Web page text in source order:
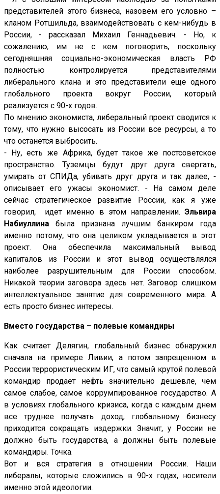
представителей этого бизнеса, назовем его условно –
кланом Ротшильда, взаимодействовать с кем-нибудь в
России, - рассказал Михаил Геннадьевич. - Но, к
сожалению, им не с кем поговорить, поскольку
сегодняшняя социально-экономическая власть РФ
полностью контролируется представителями
либерального клана и это представители еще одного
глобального проекта вокруг России, который
реализуется с 90-х годов.
По мнению экономиста, либеральный проект сводится к
тому, что нужно высосать из России все ресурсы, а то
что останется выбросить.
- Ну, есть же Африка, будет такое же постсоветское
пространство. Туземцы будут друг друга свергать,
умирать от СПИДа, убивать друг друга и так далее, -
описывает его ужасы экономист. - На самом деле
сейчас стратегическое развитие России, как я уже
говорил, идет именно в этом направлении. Эльвира
Набиуллина была признана лучшим банкиром года
именно потому, что она целиком укладывается в этот
проект. Она обеспечила максимальный вывод
капиталов из России и этот вывод осуществлялся
наиболее разрушительным для России способом.
Никакой теории заговора здесь нет. Заговор слишком
интеллектуальное занятие для современного мира. А
есть просто бизнес интересы.
Вместо государства – полевые командиры
Как считает Делягин, глобальный бизнес обнаружил
сначала на примере Ливии, а потом запрещенном в
России террористическим ИГ, что самый крутой полевой
командир продает нефть значительно дешевле, чем
самое слабое, самое коррумпированное государство. А
в условиях глобального кризиса, когда с каждым днем
все труднее получать доход, глобальному бизнесу
приходится сокращать издержки. Значит, у России не
должно быть государства, а должны быть полевые
командиры. Точка.
Вот и вся стратегия в отношении России. Наши
либералы, которые сложились в 90-х годах, носители
именно этой идеологии.